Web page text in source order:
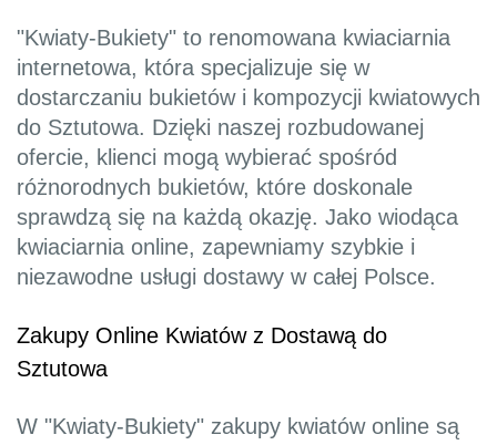
"Kwiaty-Bukiety" to renomowana kwiaciarnia
internetowa, która specjalizuje się w
dostarczaniu bukietów i kompozycji kwiatowych
do Sztutowa. Dzięki naszej rozbudowanej
ofercie, klienci mogą wybierać spośród
różnorodnych bukietów, które doskonale
sprawdzą się na każdą okazję. Jako wiodąca
kwiaciarnia online, zapewniamy szybkie i
niezawodne usługi dostawy w całej Polsce.
Zakupy Online Kwiatów z Dostawą do
Sztutowa
W "Kwiaty-Bukiety" zakupy kwiatów online są